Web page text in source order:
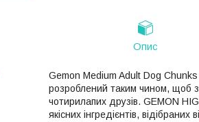
Опис
Gemon Medium Adult Dog
розроблений таким чином, щоб
чотирилапих друзів. GEMON
якісних інгредієнтів,